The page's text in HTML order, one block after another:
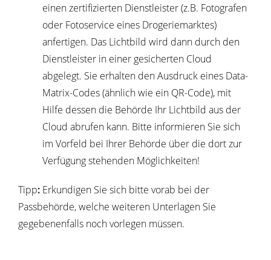
einen zertifizierten Dienstleister (z.B. Fotografen
oder Fotoservice eines Drogeriemarktes)
anfertigen. Das Lichtbild wird dann durch den
Dienstleister in einer gesicherten Cloud
abgelegt. Sie erhalten den Ausdruck eines Data-
Matrix-Codes (ähnlich wie ein QR-Code), mit
Hilfe dessen die Behörde Ihr Lichtbild aus der
Cloud abrufen kann. Bitte informieren Sie sich
im Vorfeld bei Ihrer Behörde über die dort zur
Verfügung stehenden Möglichkeiten!
Tipp: Erkundigen Sie sich bitte vorab bei der
Passbehörde, welche weiteren Unterlagen Sie
gegebenenfalls noch vorlegen müssen.